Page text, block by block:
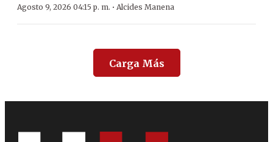
Agosto 9, 2026 04:15 p. m. · Alcides Manena
Carga Más